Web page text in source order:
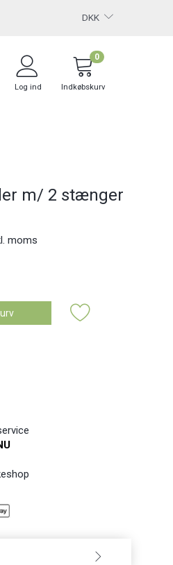
DKK
Log ind Indkøbskurv
0
m/ 2 stænger
moms